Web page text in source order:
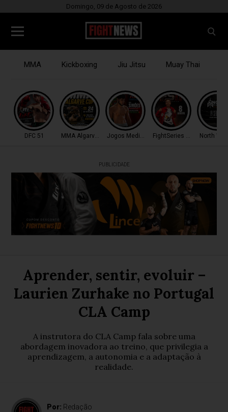
Domingo, 09 de Agosto de 2026
MMA Kickboxing Jiu Jitsu Muay Thai
DFC 51 MMA Algarve CupJogos MediterrâneoFightSeries 11 North
PUBLICIDADE
Aprender, sentir, evoluir –
Laurien Zurhake no Portugal
CLA Camp
A instrutora do CLA Camp fala sobre uma
abordagem inovadora ao treino, que privilegia a
aprendizagem, a autonomia e a adaptação à
realidade.
Por: Redação